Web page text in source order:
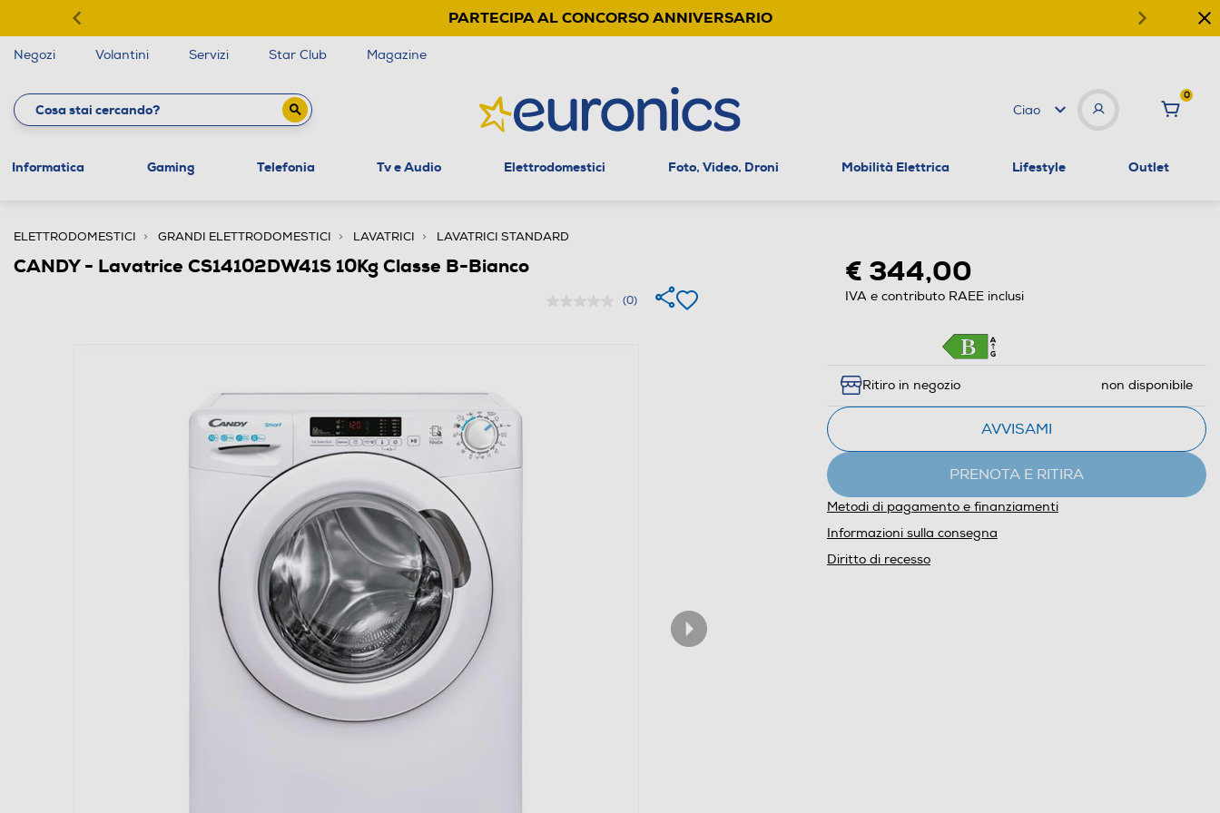
PARTECIPA AL CONCORSO ANNIVERSARIO
Negozi Volantini Servizi Star Club Magazine
Ciao
0
Informatica Gaming Telefonia Tv e Audio Elettrodomestici Foto, Video, Droni Mobilità Elettrica Lifestyle Outlet
ELETTRODOMESTICI GRANDI ELETTRODOMESTICI LAVATRICI LAVATRICI STANDARD
CANDY - Lavatrice CS14102DW41S 10Kg Classe B-Bianco
(0)
€ 344,00
IVA e contributo RAEE inclusi
Ritiro in negozio non disponibile
AVVISAMI
PRENOTA E RITIRA
Metodi di pagamento e finanziamenti
Informazioni sulla consegna
Diritto di recesso